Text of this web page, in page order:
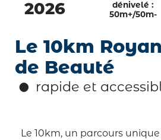
2026
dénivelé :
50m+/50m-
Le 10km
de Beauté
rapide et
Le 10km, un parcours